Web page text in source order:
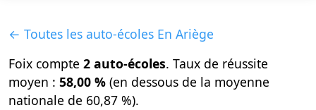
← Toutes les auto-écoles En Ariège
Foix compte 2 auto-écoles. Taux de réussite
moyen : 58,00 % (en dessous de la moyenne
nationale de 60,87 %).